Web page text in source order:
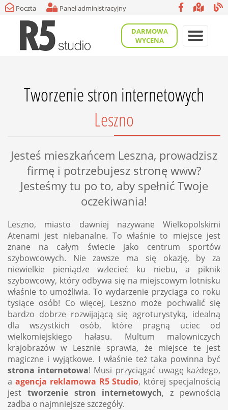
Poczta Panel administracyjny
DARMOWA
WYCENA
Tworzenie stron internetowych
Leszno
Jesteś mieszkańcem Leszna, prowadzisz
firmę i potrzebujesz stronę www?
Jesteśmy tu po to, aby spełnić Twoje
oczekiwania!
Leszno, miasto dawniej nazywane Wielkopolskimi
Atenami jest niebanalne. To właśnie to miejsce jest
znane na całym świecie jako centrum sportów
szybowcowych. Nie zawsze ma się okazję, by za
niewielkie pieniądze wzlecieć ku niebu, a piknik
szybowcowy, który odbywa się na miejscowym lotnisku
właśnie to umożliwia. To wydarzenie przyciąga co roku
tysiące osób! Co więcej, Leszno może pochwalić się
bardzo dobrze rozwijającą się agroturystyką, idealną
dla wszystkich osób, które pragną uciec od
wielkomiejskiego hałasu. Multum malowniczych
krajobrazów w Lesznie sprawia, że miejsce te jest
magiczne i wyjątkowe. I właśnie też taka powinna być
strona internetowa! Musi przyciągać uwagę każdego,
a agencja reklamowa R5 Studio, której specjalnością
jest tworzenie stron internetowych, z pewnością
zadba o najmniejsze szczegóły.